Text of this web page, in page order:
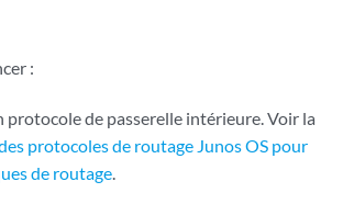
:
protocole de passerelle intérieure. Voir la
protocoles de routage Junos OS pour
de routage.